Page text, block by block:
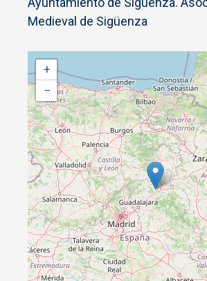
Medieval de Sigüenza
+
−